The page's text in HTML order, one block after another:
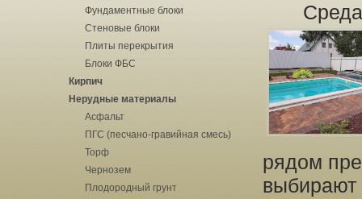
Фундаментные блоки
Стеновые блоки
Плиты перекрытия
Блоки ФБС
Кирпич
Нерудные материалы
Асфальт
ПГС (песчано-гравийная смесь)
Торф
Чернозем
Плодородный грунт
рядом
выбирают